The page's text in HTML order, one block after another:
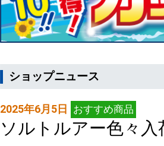
ショップニュース
2025年6月5日 おすすめ商品
ソルトルアー色々入